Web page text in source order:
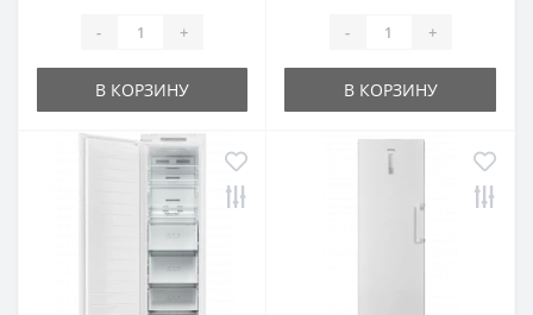
- +
В КОРЗИНУ
- +
В КОРЗИНУ